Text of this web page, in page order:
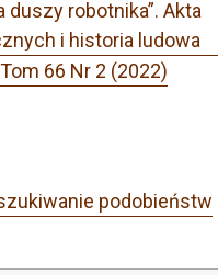
duszy robotnika”. Akta
i historia ludowa
66 Nr 2 (2022)
podobieństw